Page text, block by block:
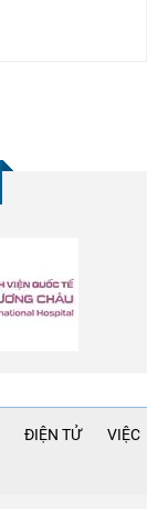
ĐIỆN TỬ VIỆC